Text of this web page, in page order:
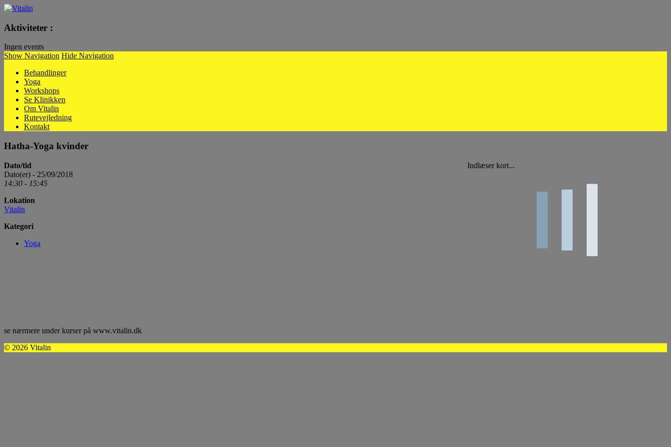
Aktiviteter :
Ingen events
Show Navigation Hide Navigation
Behandlinger
Yoga
Workshops
Se Klinikken
Om Vitalin
Rutevejledning
Kontakt
Hatha-Yoga kvinder
Indlæser kort...
Dato/tid
Dato(er) - 25/09/2018
14:30 - 15:45
Lokation
Vitalin
Kategori
Yoga
se nærmere under kurser på www.vitalin.dk
© 2026 Vitalin